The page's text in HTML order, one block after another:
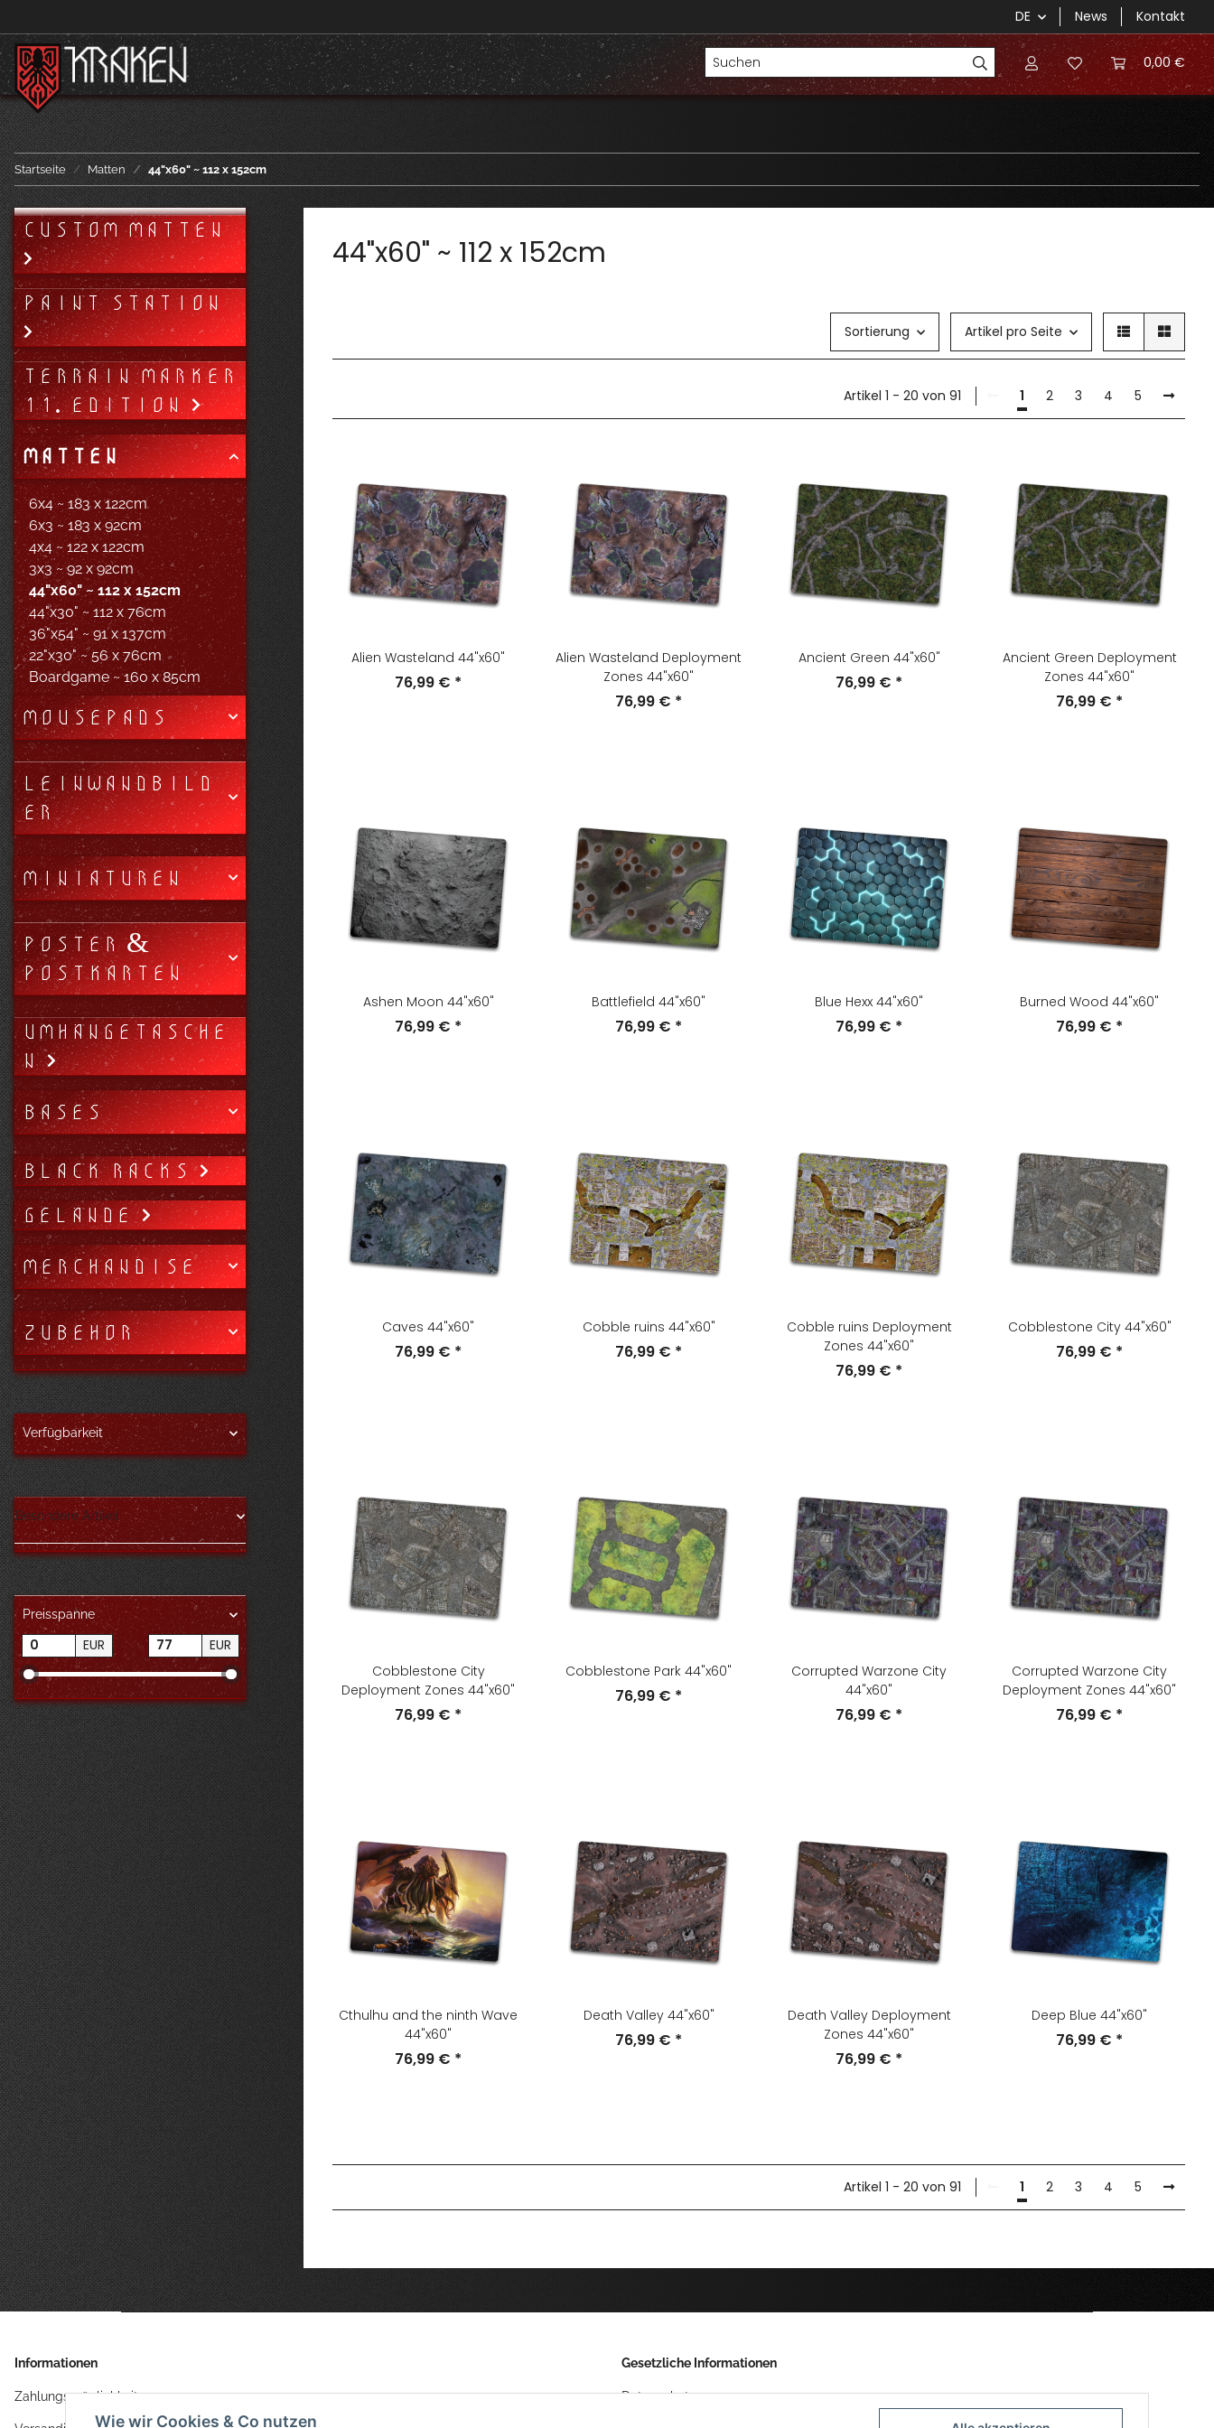
DE News Kontakt
0,00 €
Startseite Matten 44"x60" ~ 112 x 152cm
44"x60" ~ 112 x 152cm
Sortierung Artikel pro Seite
Artikel 1 - 20 von 91 1 2 3 4 5
Alien Wasteland 44"x60"
76,99 € *
Alien Wasteland Deployment
Zones 44"x60"
76,99 € *
Ancient Green 44"x60"
76,99 € *
Ancient Green Deployment
Zones 44"x60"
76,99 € *
Ashen Moon 44"x60"
76,99 € *
Battlefield 44"x60"
76,99 € *
Blue Hexx 44"x60"
76,99 € *
Burned Wood 44"x60"
76,99 € *
Caves 44"x60"
76,99 € *
Cobble ruins 44"x60"
76,99 € *
Cobble ruins Deployment
Zones 44"x60"
76,99 € *
Cobblestone City 44"x60"
76,99 € *
Cobblestone City
Deployment Zones 44"x60"
76,99 € *
Cobblestone Park 44"x60"
76,99 € *
Corrupted Warzone City
44"x60"
76,99 € *
Corrupted Warzone City
Deployment Zones 44"x60"
76,99 € *
Cthulhu and the ninth Wave
44"x60"
76,99 € *
Death Valley 44"x60"
76,99 € *
Death Valley Deployment
Zones 44"x60"
76,99 € *
Deep Blue 44"x60"
76,99 € *
Artikel 1 - 20 von 91 1 2 3 4 5
CUSTOM MATTEN
PAINT STATION
TERRAIN MARKER
11. EDITION
MATTEN
6x4 ~ 183 x 122cm
6x3 ~ 183 x 92cm
4x4 ~ 122 x 122cm
3x3 ~ 92 x 92cm
44"x60" ~ 112 x 152cm
44"x30" ~ 112 x 76cm
36"x54" ~ 91 x 137cm
22"x30" ~ 56 x 76cm
Boardgame ~ 160 x 85cm
MOUSEPADS
LEINWANDBILD
ER
MINIATUREN
POSTER &
POSTKARTEN
UMHÄNGETASCHE
N
BASES
BLACK RACKS
GELÄNDE
MERCHANDISE
ZUBEHÖR
Verfügbarkeit
Besondere Artikel
Preisspanne
EUR EUR
Informationen
Zahlungsmöglichkeiten
Gesetzliche Informationen
Datenschutz
Wie wir Cookies & Co nutzen